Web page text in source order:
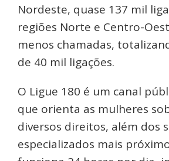
Nordeste, quase 137 mil
regiões Norte e Centro-
menos chamadas,
de 40 mil ligações.
O Ligue 180 é um canal
que orienta as mulheres
diversos direitos, além dos
especializados mais